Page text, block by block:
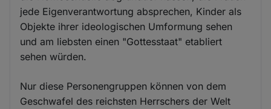
jede Eigenverantwortung absprechen, Kinder als
Objekte ihrer ideologischen Umformung sehen
und am liebsten einen "Gottesstaat" etabliert
sehen würden.
Nur diese Personengruppen können von dem
Geschwafel des reichsten Herrschers der Welt